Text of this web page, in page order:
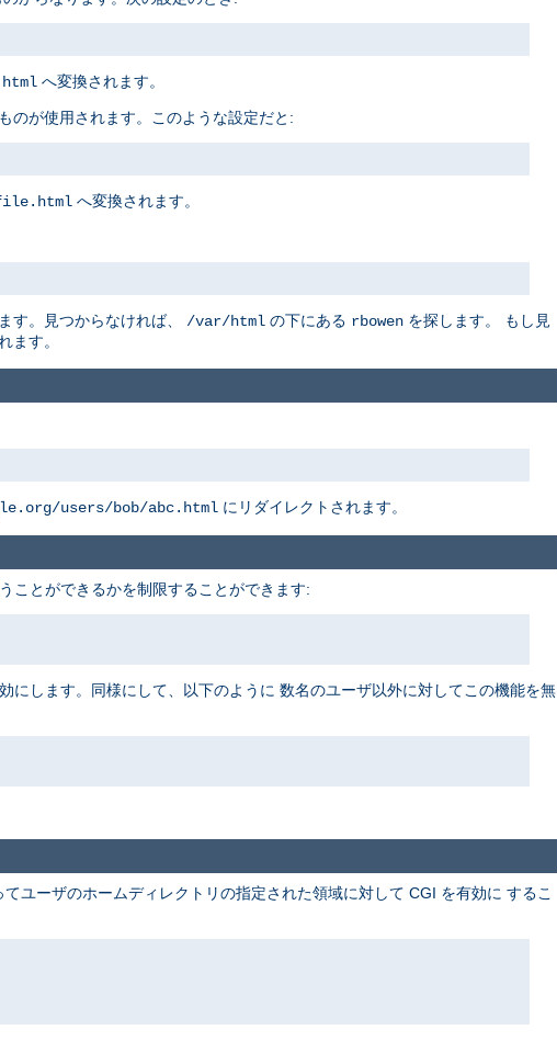
へ変換されます。
のが使用されます。このような設定だと:
file.html へ変換されます。
す。見つからなければ、 /var/html の下にある rbowen を探します。 もし見
ます。
users/bob/abc.html にリダイレクトされます。
ことができるかを制限することができます:
にします。同様にして、以下のように 数名のユーザ以外に対してこの機能を無
てユーザのホームディレクトリの指定された領域に対して CGI を有効に するこ